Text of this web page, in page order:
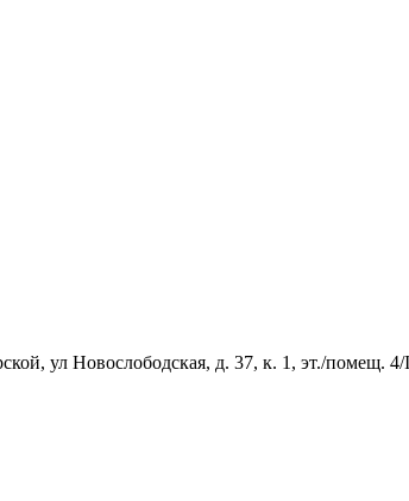
ул Новослободская, д. 37, к. 1, эт./помещ.